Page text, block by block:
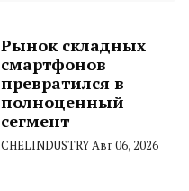
Рынок складных
смартфонов
превратился в
полноценный
сегмент
CHELINDUSTRYАвг 06, 2026